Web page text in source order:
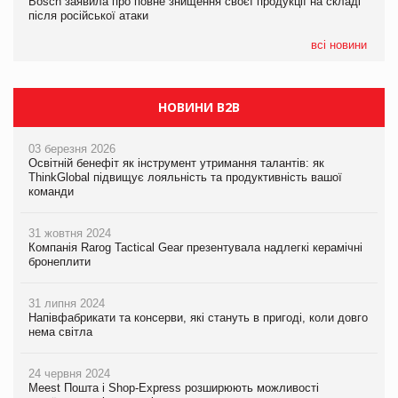
після російської атаки
всі новини
Сергій Лісунов про заморожені хлібобулочні вироби на
після російської атаки
НОВИНИ B2B
03 березня 2026
Освітній бенефіт як інструмент утримання талантів: як
ThinkGlobal підвищує лояльність та продуктивність вашої
команди
31 жовтня 2024
Компанія Rarog Tactical Gear презентувала надлегкі керамічні
бронеплити
31 липня 2024
Напівфабрикати та консерви, які стануть в пригоді, коли довго
нема світла
24 червня 2024
Meest Пошта і Shop-Express розширюють можливості